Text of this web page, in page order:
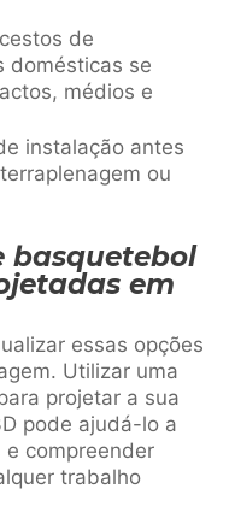
de
domésticas se
médios e
instalação antes
ou
basquetebol
em
essas opções
Utilizar uma
projetar a sua
pode ajudá-lo a
compreender
trabalho